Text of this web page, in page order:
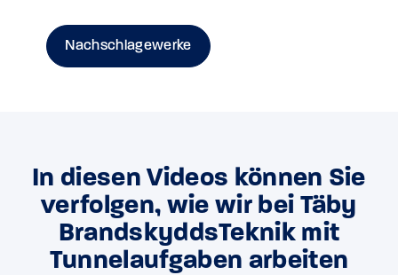
Nachschlagewerke
In diesen Videos können Sie
verfolgen, wie wir bei Täby
BrandskyddsTeknik mit
Tunnelaufgaben arbeiten